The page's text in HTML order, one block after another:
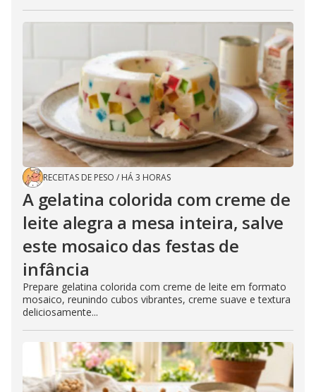
RECEITAS DE PESO / HÁ 3 HORAS
A gelatina colorida com creme de
leite alegra a mesa inteira, salve
este mosaico das festas de
infância
Prepare gelatina colorida com creme de leite em formato
mosaico, reunindo cubos vibrantes, creme suave e textura
deliciosamente...